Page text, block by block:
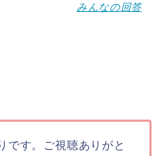
みんなの回答
です。ご視聴ありがと